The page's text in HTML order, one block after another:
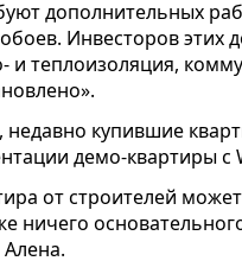
дополнительных
обоев. Инвесторов
теплоизоляция,
купившие
демо-квартиры с
от строителей
ничего